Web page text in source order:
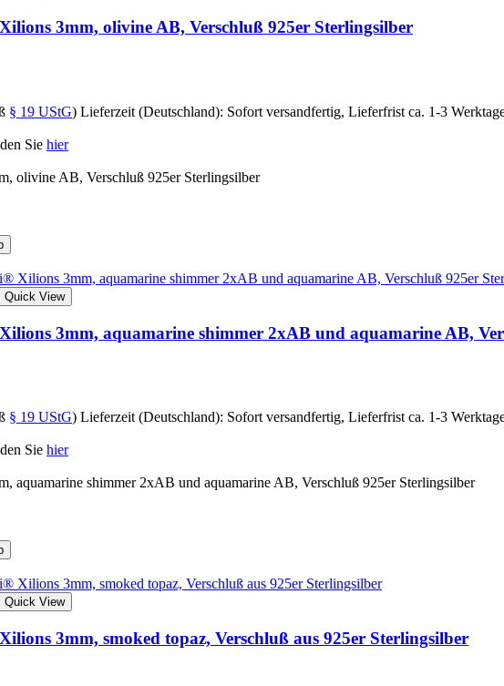
3mm, olivine AB, Verschluß 925er Sterlingsilber
§ 19 UStG) Lieferzeit (Deutschland): Sofort versandfertig, Lieferfrist ca. 1-3
Sie hier
olivine AB, Verschluß 925er Sterlingsilber
Quick View
3mm, aquamarine shimmer 2xAB und aquamarine AB,
§ 19 UStG) Lieferzeit (Deutschland): Sofort versandfertig, Lieferfrist ca. 1-3
Sie hier
aquamarine shimmer 2xAB und aquamarine AB, Verschluß 925er Sterlingsilber
Quick View
3mm, smoked topaz, Verschluß aus 925er Sterlingsilber